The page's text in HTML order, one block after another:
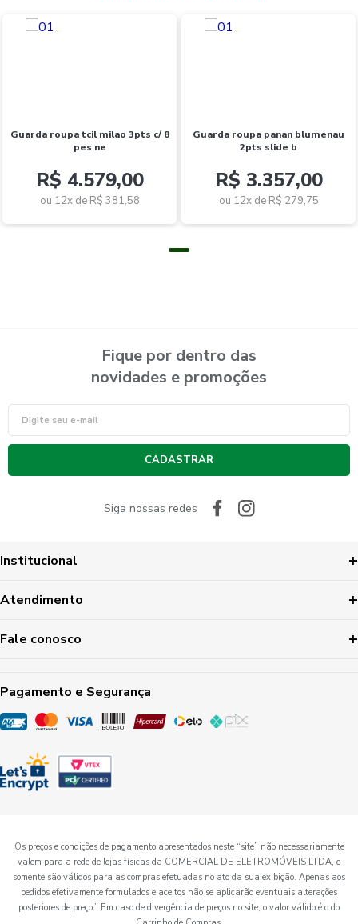
guarda roupa tcil milao 3pts c/ 8
pes ne
R$ 4.579,00
ou 12x de R$ 381,58
Novidades
guarda roupa panan blumenau
2pts slide b
R$ 3.357,00
ou 12x de R$ 279,75
Fique por dentro das
novidades e promoções
CADASTRAR
Siga nossas redes
Institucional
Atendimento
Fale conosco
Pagamento e Segurança
Os preços e condições de pagamento apresentados neste “site” não necessariamente
valem para a rede de lojas físicas da COMERCIAL DE ELETROMÓVEIS LTDA, e
somente são válidos para as compras efetuadas no ato da sua exibição. Apenas aos
pedidos efetivamente formulados e aceitos não se aplicarão eventuais alterações
posteriores de preço.” Em caso de divergência de preços no site, o valor válido é o do